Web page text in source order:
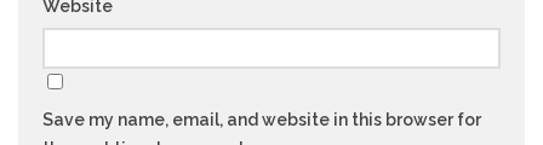
Website
Save my name, email, and website in this browser for